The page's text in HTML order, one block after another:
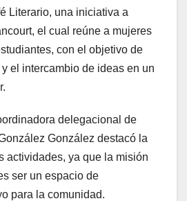
Literario, una iniciativa a
el cual reúne a mujeres
con el objetivo de
el intercambio de ideas en un
delegacional de
González destacó la
actividades, ya que la misión
ser un espacio de
para la comunidad.